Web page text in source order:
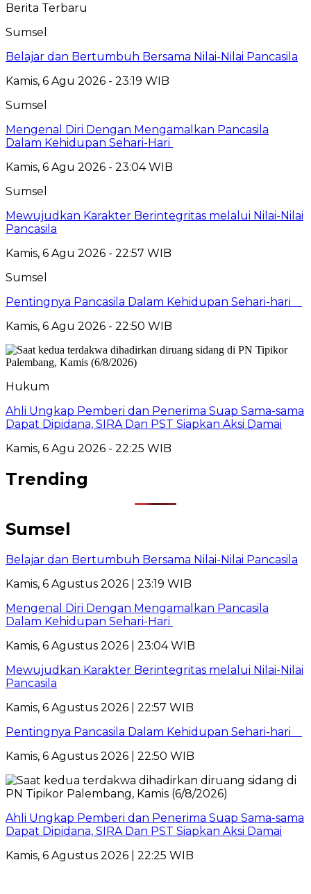
Berita Terbaru
Sumsel
Belajar dan Bertumbuh Bersama Nilai-Nilai Pancasila
Kamis, 6 Agu 2026 - 23:19 WIB
Sumsel
Mengenal Diri Dengan Mengamalkan Pancasila
Dalam Kehidupan Sehari-Hari
Kamis, 6 Agu 2026 - 23:04 WIB
Sumsel
Mewujudkan Karakter Berintegritas melalui Nilai-Nilai
Pancasila
Kamis, 6 Agu 2026 - 22:57 WIB
Sumsel
Pentingnya Pancasila Dalam Kehidupan Sehari-hari
Kamis, 6 Agu 2026 - 22:50 WIB
Hukum
Ahli Ungkap Pemberi dan Penerima Suap Sama-sama
Dapat Dipidana, SIRA Dan PST Siapkan Aksi Damai
Kamis, 6 Agu 2026 - 22:25 WIB
Trending
Sumsel
Belajar dan Bertumbuh Bersama Nilai-Nilai Pancasila
Kamis, 6 Agustus 2026 | 23:19 WIB
Mengenal Diri Dengan Mengamalkan Pancasila
Dalam Kehidupan Sehari-Hari
Kamis, 6 Agustus 2026 | 23:04 WIB
Mewujudkan Karakter Berintegritas melalui Nilai-Nilai
Pancasila
Kamis, 6 Agustus 2026 | 22:57 WIB
Pentingnya Pancasila Dalam Kehidupan Sehari-hari
Kamis, 6 Agustus 2026 | 22:50 WIB
Ahli Ungkap Pemberi dan Penerima Suap Sama-sama
Dapat Dipidana, SIRA Dan PST Siapkan Aksi Damai
Kamis, 6 Agustus 2026 | 22:25 WIB